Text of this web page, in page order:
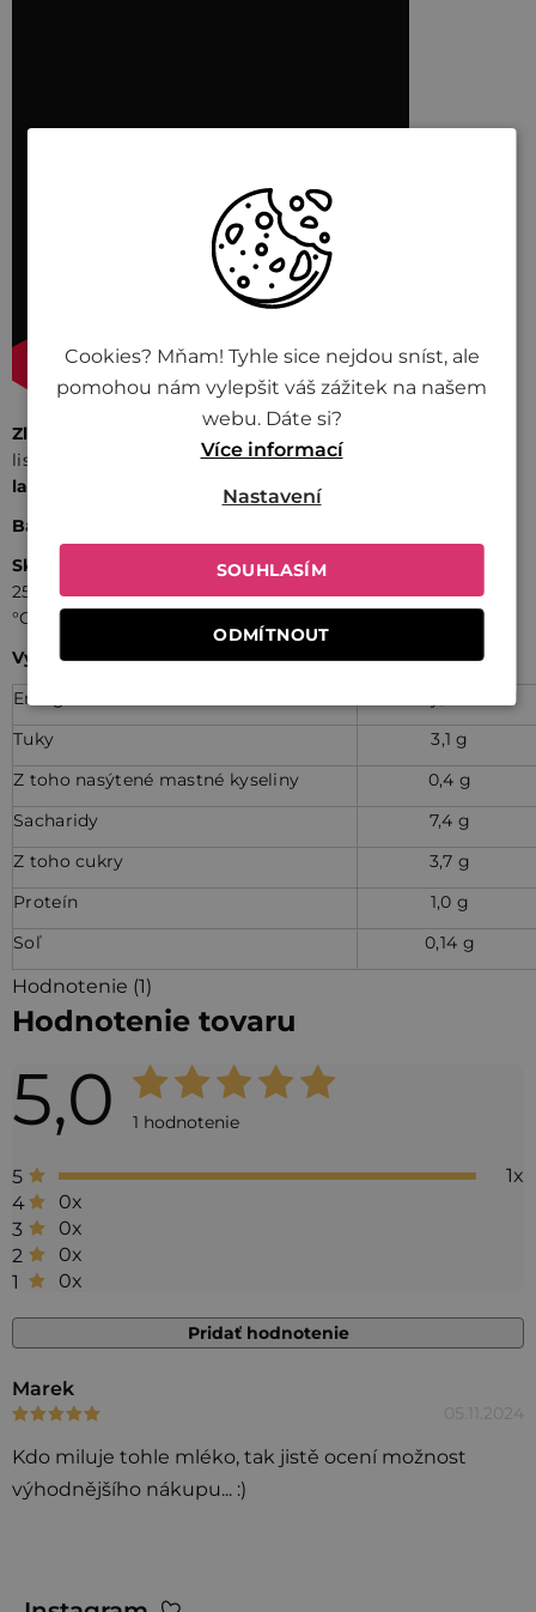
Zloženie
lisovaný za studena, himalájska soľ.Prirodzene bez
laktózy.
Balenie:
Skladovanie
Skladujte na suchom mieste pri teplote do
25 °C. Po otvorení skladujte v chladničke pri teplote do 7
°C a spotrebujte do 5 dní.
Výživové údaje na 100 ml
Energetická hodnota
266 Kj / 64 Kcal
Tuky
3,1 g
Z toho nasýtené mastné kyseliny
0,4 g
Sacharidy
7,4 g
Z toho cukry
3,7 g
Proteín
1,0 g
Soľ
0,14 g
Hodnotenie (1)
Hodnotenie tovaru
5,0
Priemerné
hodnotenie
je
1 hodnotenie
5
1x
4
0x
3
0x
2
0x
1
0x
Pridať hodnotenie
V
ý
p
i
Marek
Hodnotenie produktu je 5 z 5 hviezdičiek.
05.11.2024
Kdo miluje tohle mléko, tak jistě ocení možnost
výhodnějšího nákupu... :)
Cookies? Mňam! Tyhle sice nejdou sníst, ale
pomohou nám vylepšit váš zážitek na našem
webu. Dáte si?
Více informací
SOUHLASÍM
ODMÍTNOUT
Nastavení